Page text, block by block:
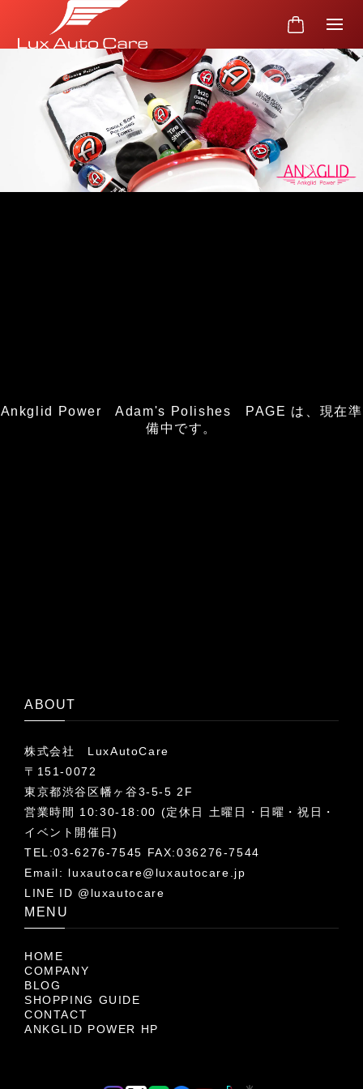
Ankglid Power Adam's Polishes PAGE は、現在準
備中です。
ABOUT
株式会社 LuxAutoCare
〒151-0072
東京都渋谷区幡ヶ谷3-5-5 2F
営業時間 10:30-18:00 (定休日 土曜日・日曜・祝日・
イベント開催日)
TEL:03-6276-7545 FAX:036276-7544
Email: luxautocare@luxautocare.jp
LINE ID @luxautocare
MENU
HOME
COMPANY
BLOG
SHOPPING GUIDE
CONTACT
ANKGLID POWER HP